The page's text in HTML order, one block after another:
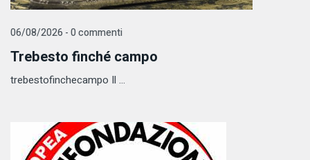
06/08/2026 - 0 commenti
Trebesto finché campo
trebestofinchecampo Il ...